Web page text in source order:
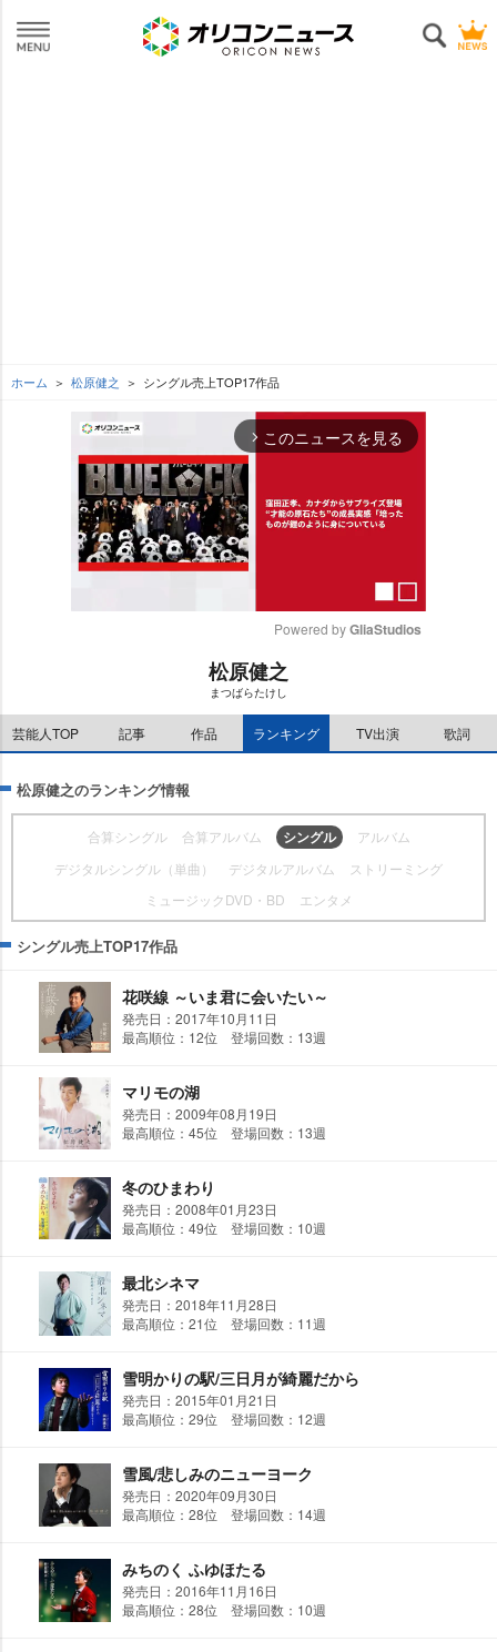
ホーム 松原健之 シングル売上TOP17作品
arrow_forward_ios このニュースを見る
t
Powered by GliaStudios
松原健之
まつばらたけし
芸能人TOP 記事 作品 ランキング TV出演 歌詞
松原健之のランキング情報
合算シングル 合算アルバム シングル
アルバム
デジタルシングル（単曲）
デジタルアルバム
ストリーミング
ミュージックDVD・BD
エンタメ
シングル売上TOP17作品
花咲線 ～いま君に会いたい～
発売日：2017年10月11日
最高順位：12位 登場回数：13週
マリモの湖
発売日：2009年08月19日
最高順位：45位 登場回数：13週
冬のひまわり
発売日：2008年01月23日
最高順位：49位 登場回数：10週
最北シネマ
発売日：2018年11月28日
最高順位：21位 登場回数：11週
雪明かりの駅/三日月が綺麗だから
発売日：2015年01月21日
最高順位：29位 登場回数：12週
雪風/悲しみのニューヨーク
発売日：2020年09月30日
最高順位：28位 登場回数：14週
みちのく ふゆほたる
発売日：2016年11月16日
最高順位：28位 登場回数：10週